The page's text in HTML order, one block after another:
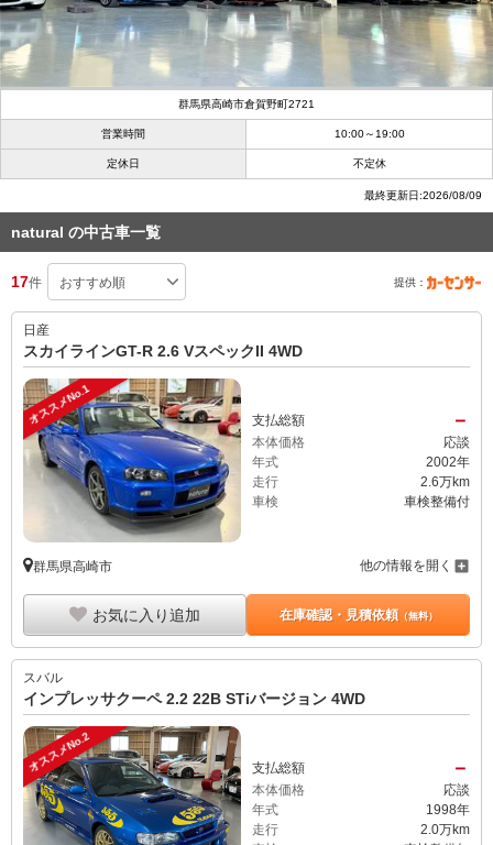
群馬県高崎市倉賀野町2721
営業時間 10:00～19:00
定休日 不定休
最終更新日:2026/08/09
natural の中古車一覧
17件 提供：
日産
スカイラインGT-R 2.6 VスペックII 4WD
オススメNo.1 支払総額 －
本体価格
応談
年式
2002年
走行
2.6万km
車検
車検整備付
群馬県高崎市 他の情報を開く
お気に入り追加 在庫確認・見積依頼（無料）
スバル
インプレッサクーペ 2.2 22B STiバージョン 4WD
オススメNo.2 支払総額 －
本体価格
応談
年式
1998年
走行
2.0万km